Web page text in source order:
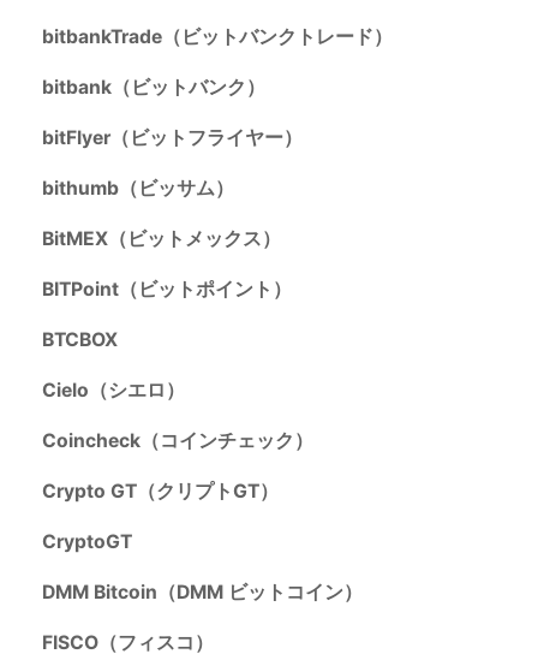
bitbankTrade（ビットバンクトレード）
bitbank（ビットバンク）
bitFlyer（ビットフライヤー）
bithumb（ビッサム）
BitMEX（ビットメックス）
BITPoint（ビットポイント）
BTCBOX
Cielo（シエロ）
Coincheck（コインチェック）
Crypto GT（クリプトGT）
CryptoGT
DMM Bitcoin（DMM ビットコイン）
FISCO（フィスコ）